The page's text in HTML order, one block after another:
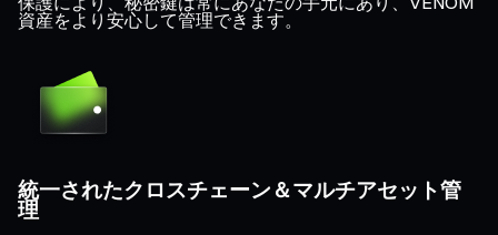
資産をより安心して管理できます。
統一されたクロスチェーン＆マルチアセット管
理